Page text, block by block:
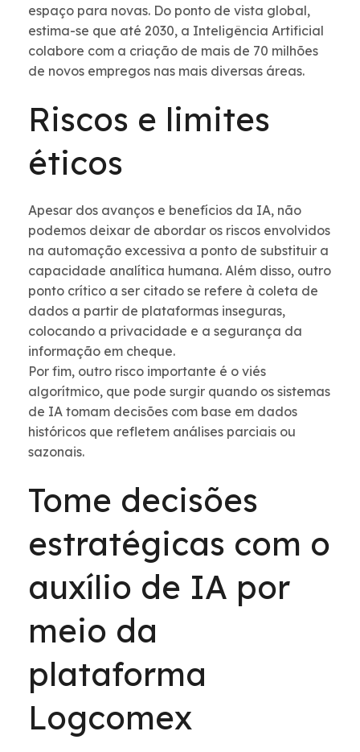
espaço para novas. Do ponto de vista global,
estima-se que até 2030, a Inteligência Artificial
colabore com a criação de mais de 70 milhões
de novos empregos nas mais diversas áreas.
Riscos e limites
éticos
Apesar dos avanços e benefícios da IA, não
podemos deixar de abordar os riscos envolvidos
na automação excessiva a ponto de substituir a
capacidade analítica humana. Além disso, outro
ponto crítico a ser citado se refere à coleta de
dados a partir de plataformas inseguras,
colocando a privacidade e a segurança da
informação em cheque.
Por fim, outro risco importante é o viés
algorítmico, que pode surgir quando os sistemas
de IA tomam decisões com base em dados
históricos que refletem análises parciais ou
sazonais.
Tome decisões
estratégicas com o
auxílio de IA por
meio da
plataforma
Logcomex